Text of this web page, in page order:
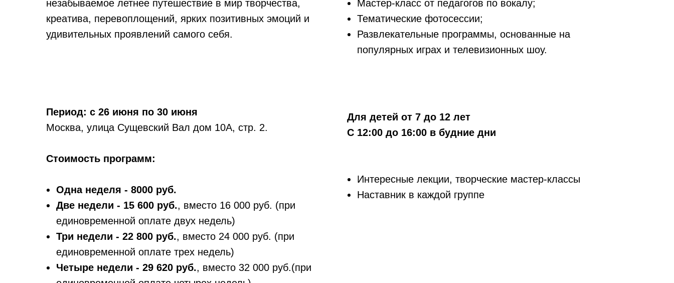
незабываемое летнее путешествие в мир творчества,
креатива, перевоплощений, ярких позитивных эмоций и
удивительных проявлений самого себя.
Период: с 26 июня по 30 июня
Москва, улица Сущевский Вал дом 10А, стр. 2.
Стоимость программ:
Одна неделя - 8000 руб.
Две недели - 15 600 руб., вместо 16 000 руб. (при
единовременной оплате двух недель)
Три недели - 22 800 руб., вместо 24 000 руб. (при
единовременной оплате трех недель)
Четыре недели - 29 620 руб., вместо 32 000 руб.(при
Мастер-класс от педагогов по вокалу;
Тематические фотосессии;
Развлекательные программы, основанные на
популярных играх и телевизионных шоу.
Для детей от 7 до 12 лет
С 12:00 до 16:00 в будние дни
Интересные лекции, творческие мастер-классы
Наставник в каждой группе